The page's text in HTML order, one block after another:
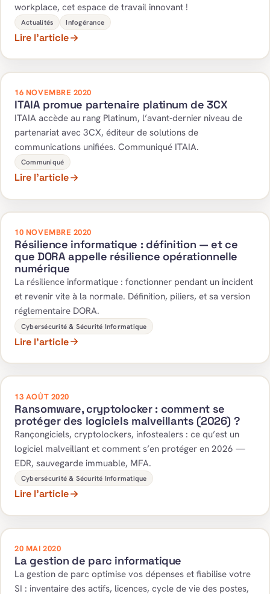
workplace, cet espace de travail innovant !
Actualités Infogérance
Lire l’article
16 NOVEMBRE 2020
ITAIA promue partenaire platinum de 3CX
ITAIA accède au rang Platinum, l’avant-dernier niveau de
partenariat avec 3CX, éditeur de solutions de
communications unifiées. Communiqué ITAIA.
Communiqué
Lire l’article
10 NOVEMBRE 2020
Résilience informatique : définition — et ce
que DORA appelle résilience opérationnelle
numérique
La résilience informatique : fonctionner pendant un incident
et revenir vite à la normale. Définition, piliers, et sa version
réglementaire DORA.
Cybersécurité & Sécurité Informatique
Lire l’article
13 AOÛT 2020
Ransomware, cryptolocker : comment se
protéger des logiciels malveillants (2026) ?
Rançongiciels, cryptolockers, infostealers : ce qu’est un
logiciel malveillant et comment s’en protéger en 2026 —
EDR, sauvegarde immuable, MFA.
Cybersécurité & Sécurité Informatique
Lire l’article
20 MAI 2020
La gestion de parc informatique
La gestion de parc optimise vos dépenses et fiabilise votre
SI : inventaire des actifs, licences, cycle de vie des postes,